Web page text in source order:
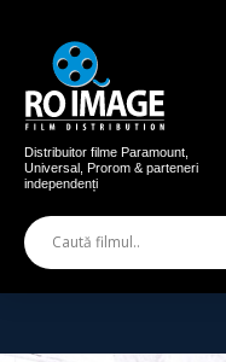
Distribuitor filme Paramount,
Universal, Prorom & parteneri
independenți